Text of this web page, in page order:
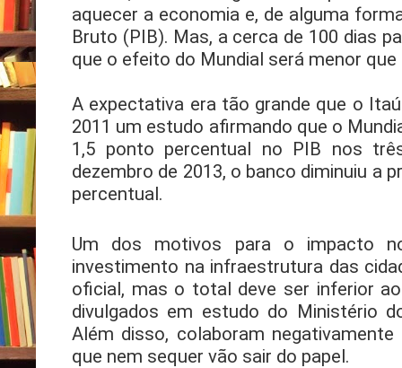
aquecer a economia e, de alguma
Bruto (PIB). Mas, a cerca de 100 dias
que o efeito do Mundial será menor
A expectativa era tão grande que o
2011 um estudo afirmando que o
1,5 ponto percentual no PIB nos
dezembro de 2013, o banco diminuiu a
percentual.
Um dos motivos para o impacto
investimento na infraestrutura das
oficial, mas o total deve ser inferior
divulgados em estudo do Ministério
Além disso, colaboram
que nem sequer vão sair do papel.